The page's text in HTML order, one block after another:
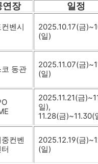
연장 일정
벤시
2025.10.17(금
(일)
코 동관
2025.11.07(금
(일)
2025.11.21(금
일),
11.28(금)~11.30(
컨벤
2025.12.19(금
(일)